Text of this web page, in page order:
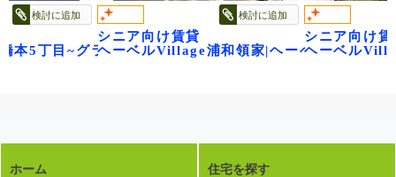
に追加
~グランビレッジ橋本~
検討に追加
シニア向け賃貸
ヘーベルVillage浦和領家|ヘーベルヴィレッジ浦和
シニア向け賃貸
ヘーベルVillage浦
ホーム 住宅を探す